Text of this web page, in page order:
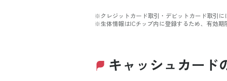
※クレジットカード取引・デビットカード取引に
※生体情報はICチップ内に登録するため、有効期
キャッシュカード